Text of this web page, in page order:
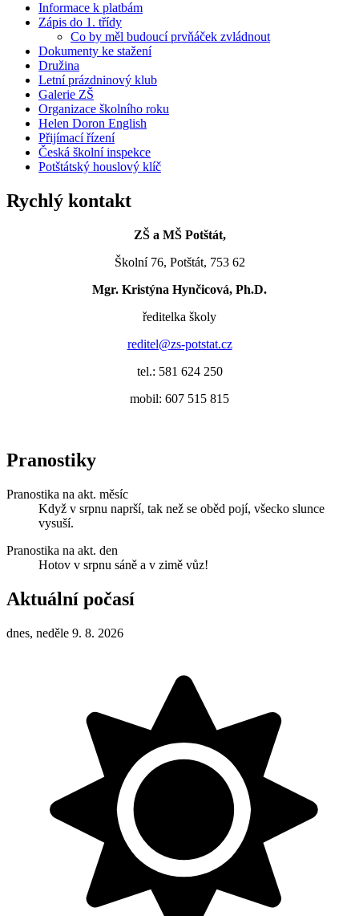
Informace k platbám
Zápis do 1. třídy
Co by měl budoucí prvňáček zvládnout
Dokumenty ke stažení
Družina
Letní prázdninový klub
Galerie ZŠ
Organizace školního roku
Helen Doron English
Přijímací řízení
Česká školní inspekce
Potštátský houslový klíč
Rychlý kontakt
ZŠ a MŠ Potštát,
Školní 76, Potštát, 753 62
Mgr. Kristýna Hynčicová, Ph.D.
ředitelka školy
reditel@zs-potstat.cz
tel.: 581 624 250
mobil: 607 515 815
Pranostiky
Pranostika na akt. měsíc
Když v srpnu naprší, tak než se oběd pojí, všecko slunce
vysuší.
Pranostika na akt. den
Hotov v srpnu sáně a v zimě vůz!
Aktuální počasí
dnes, neděle 9. 8. 2026